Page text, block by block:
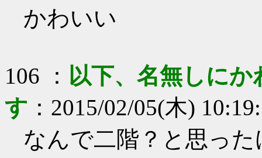
かわいい
106 ： 以下、名無しに
す ： 2015/02/05(木)
なんで二階？と思っ